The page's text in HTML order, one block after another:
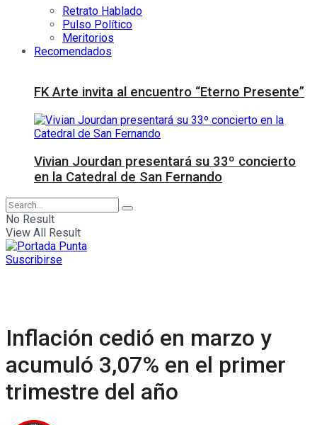
Retrato Hablado
Pulso Político
Meritorios
Recomendados
FK Arte invita al encuentro “Eterno Presente”
Vivian Jourdan presentará su 33º concierto
en la Catedral de San Fernando
No Result
View All Result
Suscribirse
Inflación cedió en marzo y
acumuló 3,07% en el primer
trimestre del año